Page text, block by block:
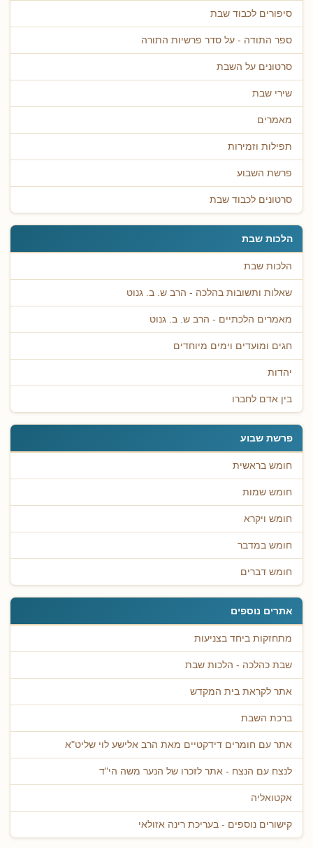
סיפורים לכבוד שבת
ספר התודה - על סדר פרשיות התורה
סרטונים על השבת
שירי שבת
מאמרים
תפילות וזמירות
פרשת השבוע
סרטונים לכבוד שבת
הלכות שבת
הלכות שבת
שאלות ותשובות בהלכה - הרב ש. ב. גנוט
מאמרים הלכתיים - הרב ש. ב. גנוט
חגים ומועדים וימים מיוחדים
יהדות
בין אדם לחברו
פרשת שבוע
חומש בראשית
חומש שמות
חומש ויקרא
חומש במדבר
חומש דברים
אתרים נוספים
מתחזקות ביחד בצניעות
שבת כהלכה - הלכות שבת
אתר לקראת בית המקדש
ברכת השבת
אתר עם חומרים דידקטיים מאת הרב אלישע לוי שליט"א
לנצח עם הנצח - אתר לזכרו של הנער משה הי"ד
אקטואליה
קישורים נוספים - בעריכת רינה אזולאי